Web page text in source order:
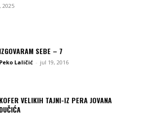
2025
IZGOVARAM SEBE – 7
Peko Laličić - jul 19, 2016
KOFER VELIKIH TAJNI-IZ PERA JOVANA
DUČIĆA